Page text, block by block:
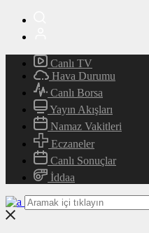
Canlı TV
Hava Durumu
Canlı Borsa
Yayın Akışları
Namaz Vakitleri
Eczaneler
Canlı Sonuçlar
İddaa